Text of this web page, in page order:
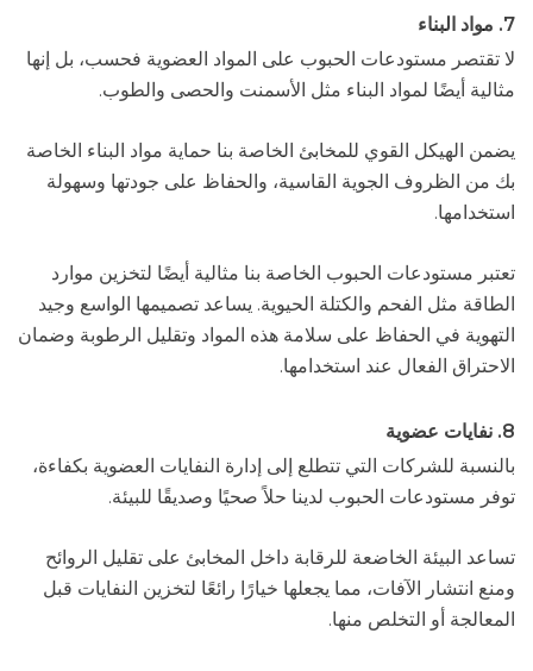
7. مواد البناء
لا تقتصر مستودعات الحبوب على المواد العضوية فحسب، بل إنها
مثالية أيضًا لمواد البناء مثل الأسمنت والحصى والطوب.
يضمن الهيكل القوي للمخابئ الخاصة بنا حماية مواد البناء الخاصة
بك من الظروف الجوية القاسية، والحفاظ على جودتها وسهولة
استخدامها.
تعتبر مستودعات الحبوب الخاصة بنا مثالية أيضًا لتخزين موارد
الطاقة مثل الفحم والكتلة الحيوية. يساعد تصميمها الواسع وجيد
التهوية في الحفاظ على سلامة هذه المواد وتقليل الرطوبة وضمان
الاحتراق الفعال عند استخدامها.
8. نفايات عضوية
بالنسبة للشركات التي تتطلع إلى إدارة النفايات العضوية بكفاءة،
توفر مستودعات الحبوب لدينا حلاً صحيًا وصديقًا للبيئة.
تساعد البيئة الخاضعة للرقابة داخل المخابئ على تقليل الروائح
ومنع انتشار الآفات، مما يجعلها خيارًا رائعًا لتخزين النفايات قبل
المعالجة أو التخلص منها.